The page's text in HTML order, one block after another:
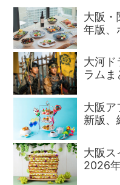
大阪・
年版、
大河ド
ラムま
大阪ア
新版
大阪ス
2026